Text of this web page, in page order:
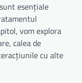
esențiale
vom explora
calea de
cu alte